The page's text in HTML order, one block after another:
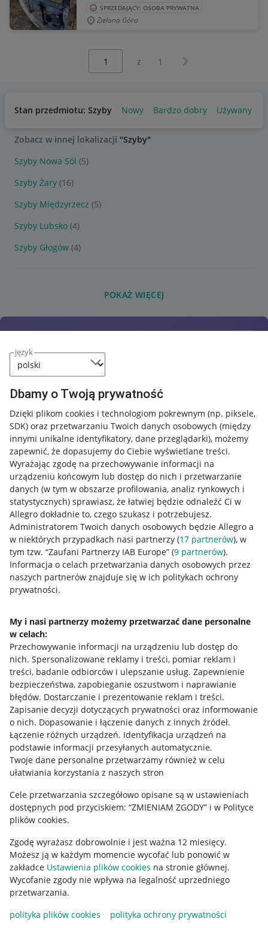
język
Dbamy o Twoją prywatność
Dzięki plikom cookies i technologiom pokrewnym (np. piksele,
SDK) oraz przetwarzaniu Twoich danych osobowych (między
innymi unikalne identyfikatory, dane przeglądarki), możemy
zapewnić, że dopasujemy do Ciebie wyświetlane treści.
Wyrażając zgodę na przechowywanie informacji na
urządzeniu końcowym lub dostęp do nich i przetwarzanie
danych (w tym w obszarze profilowania, analiz rynkowych i
statystycznych) sprawiasz, że łatwiej będzie odnaleźć Ci w
Allegro dokładnie to, czego szukasz i potrzebujesz.
Administratorem Twoich danych osobowych będzie Allegro a
w niektórych przypadkach nasi partnerzy (17 partnerów), w
tym tzw. “Zaufani Partnerzy IAB Europe” (9 partnerów).
Informacja o celach przetwarzania danych osobowych przez
naszych partnerów znajduje się w ich politykach ochrony
prywatności.
My i nasi partnerzy możemy przetwarzać dane personalne
w celach:
Przechowywanie informacji na urządzeniu lub dostęp do
nich. Spersonalizowane reklamy i treści, pomiar reklam i
treści, badanie odbiorców i ulepszanie usług. Zapewnienie
bezpieczeństwa, zapobieganie oszustwom i naprawianie
błędów. Dostarczanie i prezentowanie reklam i treści.
Zapisanie decyzji dotyczących prywatności oraz informowanie
o nich. Dopasowanie i łączenie danych z innych źródeł.
Łączenie różnych urządzeń. Identyfikacja urządzeń na
podstawie informacji przesyłanych automatycznie.
Twoje dane personalne przetwarzamy również w celu
ułatwiania korzystania z naszych stron
Cele przetwarzania szczegółowo opisane są w ustawieniach
dostępnych pod przyciskiem: “ZMIENIAM ZGODY” i w Polityce
plików cookies.
Zgodę wyrażasz dobrowolnie i jest ważna 12 miesięcy.
Możesz ją w każdym momencie wycofać lub ponowić w
zakładce Ustawienia plików cookies na stronie głównej.
Wycofanie zgody nie wpływa na legalność uprzedniego
przetwarzania.
polityka plików cookies
polityka ochrony prywatności
SPRZEDAJĄCY: OSOBA PRYWATNA
Zielona Góra
z 1 Następna strona
Stan przedmiotu: Szyby Nowy Bardzo dobry Używany
Zobacz w innej lokalizacji "Szyby"
Szyby Nowa Sól (5)
Szyby Żary (16)
Szyby Międzyrzecz (5)
Szyby Lubsko (4)
Szyby Głogów (4)
POKAŻ WIĘCEJ
Przydatne informacje
Jak to działa
Allegro Gadane dla sprzedających
Allegro Gadane dla kupujących
Mapa miejscowości
Informacje prawne
Regulamin
Polityka plików "cookies"
Ustawienia plików "cookies"
Udostępnianie lokalizacji
Informacje dla Aktu o Usługach Cyfrowych
Pobierz aplikację